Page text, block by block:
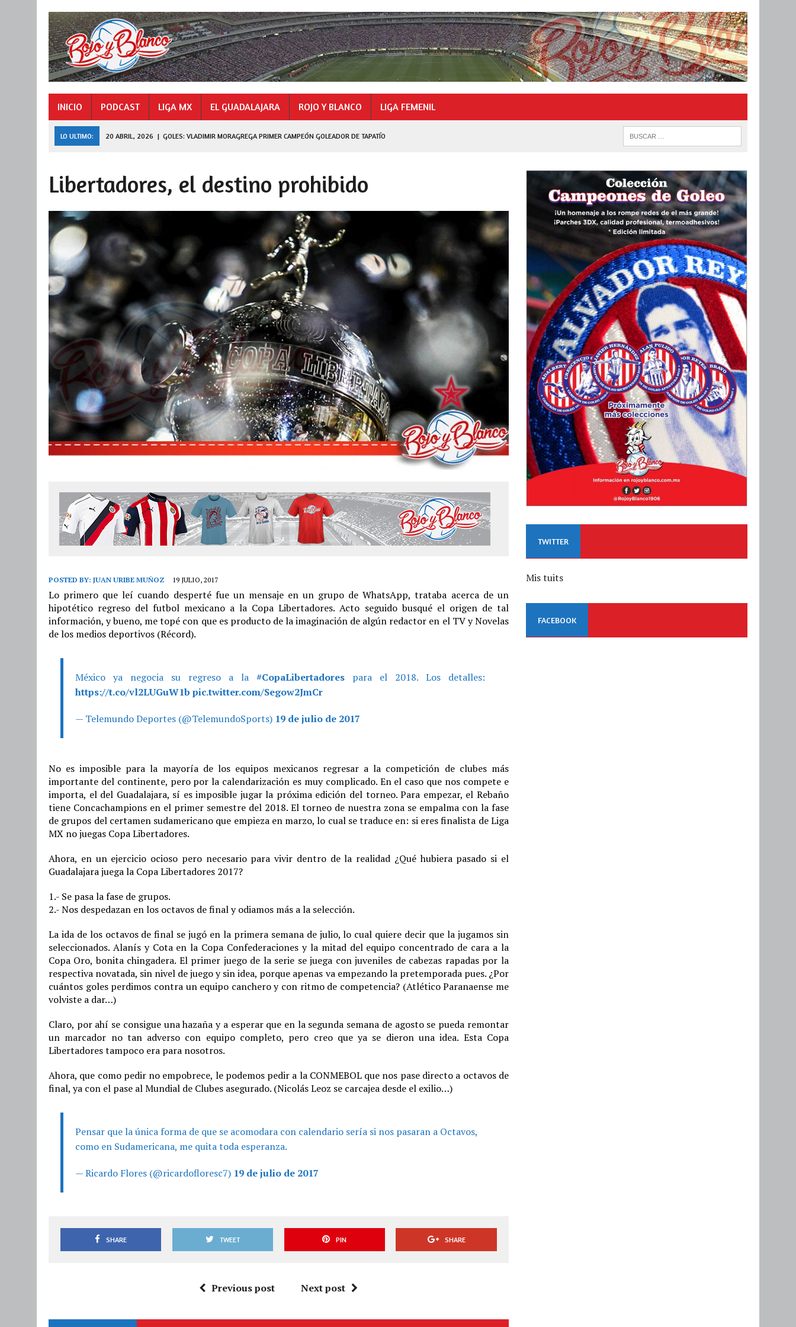
INICIO PODCAST LIGA MX EL GUADALAJARA ROJO Y BLANCO LIGA FEMENIL
LO ULTIMO: 20 ABRIL, 2026 | GOLES: VLADIMIR MORAGREGA PRIMER CAMPEÓN GOLEADOR DE TAPATÍO
27 JULIO, 2026 DE FERRAN A LEAGUES CUP
Libertadores, el destino prohibido
POSTED BY: JUAN URIBE MUÑOZ 19 JULIO, 2017
Lo primero que leí cuando desperté fue un mensaje en un grupo de WhatsApp, trataba acerca de un
hipotético regreso del futbol mexicano a la Copa Libertadores. Acto seguido busqué el origen de tal
información, y bueno, me topé con que es producto de la imaginación de algún redactor en el TV y Novelas
de los medios deportivos (Récord).
México ya negocia su regreso a la #CopaLibertadorespara el 2018. Los detalles:
https://t.co/vl2LUGuW1b pic.twitter.com/Segow2JmCr
— Telemundo Deportes (@TelemundoSports) 19 de julio de 2017
No es imposible para la mayoría de los equipos mexicanos regresar a la competición de clubes más
importante del continente, pero por la calendarización es muy complicado. En el caso que nos compete e
importa, el del Guadalajara, sí es imposible jugar la próxima edición del torneo. Para empezar, el Rebaño
tiene Concachampions en el primer semestre del 2018. El torneo de nuestra zona se empalma con la fase
de grupos del certamen sudamericano que empieza en marzo, lo cual se traduce en: si eres finalista de Liga
MX no juegas Copa Libertadores.
Ahora, en un ejercicio ocioso pero necesario para vivir dentro de la realidad ¿Qué hubiera pasado si el
Guadalajara juega la Copa Libertadores 2017?
1.- Se pasa la fase de grupos.
2.- Nos despedazan en los octavos de final y odiamos más a la selección.
La ida de los octavos de final se jugó en la primera semana de julio, lo cual quiere decir que la jugamos sin
seleccionados. Alanís y Cota en la Copa Confederaciones y la mitad del equipo concentrado de cara a la
Copa Oro, bonita chingadera. El primer juego de la serie se juega con juveniles de cabezas rapadas por la
respectiva novatada, sin nivel de juego y sin idea, porque apenas va empezando la pretemporada pues. ¿Por
cuántos goles perdimos contra un equipo canchero y con ritmo de competencia? (Atlético Paranaense me
volviste a dar…)
Claro, por ahí se consigue una hazaña y a esperar que en la segunda semana de agosto se pueda remontar
un marcador no tan adverso con equipo completo, pero creo que ya se dieron una idea. Esta Copa
Libertadores tampoco era para nosotros.
Ahora, que como pedir no empobrece, le podemos pedir a la CONMEBOL que nos pase directo a octavos de
final, ya con el pase al Mundial de Clubes asegurado. (Nicolás Leoz se carcajea desde el exilio…)
Pensar que la única forma de que se acomodara con calendario sería si nos pasaran a Octavos,
como en Sudamericana, me quita toda esperanza.
— Ricardo Flores (@ricardofloresc7) 19 de julio de 2017
SHARE TWEET PIN SHARE
Previous post Next post
TWITTER
Mis tuits
FACEBOOK